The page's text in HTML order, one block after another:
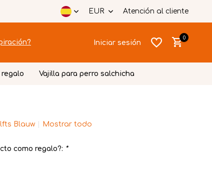
EUR Atención al cliente
Iniciar sesión
0
regalo Vajilla para perro salchicha
Blauw Mostrar todo
como regalo?: *